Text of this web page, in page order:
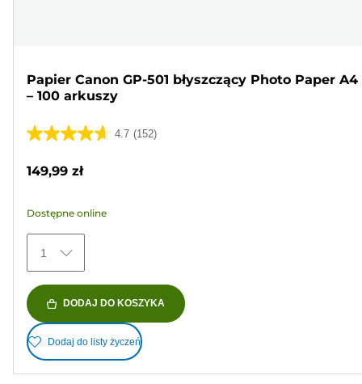
Papier Canon GP-501 błyszczący Photo Paper A4
– 100 arkuszy
4.7 (152)
4.7
5
152
Recenzji
149,99 zł
Dostępne online
1
DODAJ DO KOSZYKA
Dodaj do listy życzeń